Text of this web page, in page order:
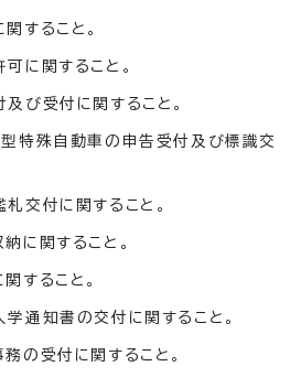
すること。
に関すること。
び受付に関すること。
特殊自動車の申告受付及び標識交
交付に関すること。
に関すること。
すること。
通知書の交付に関すること。
の受付に関すること。